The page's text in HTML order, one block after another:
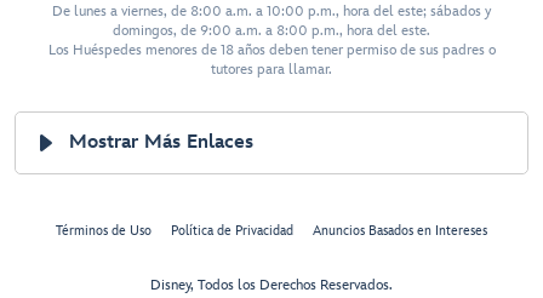
Bibbidi Private
Studio
Rest room
De lunes a viernes, de 8:00 a.m. a 10:00 p.m., hora del este; sábados y
domingos, de 9:00 a.m. a 8:00 p.m., hora del este.
Los Huéspedes menores de 18 años deben tener permiso de sus padres o
tutores para llamar.
Mostrar Más Enlaces
Términos de Uso Política de Privacidad Anuncios Basados en Intereses
Disney, Todos los Derechos Reservados.